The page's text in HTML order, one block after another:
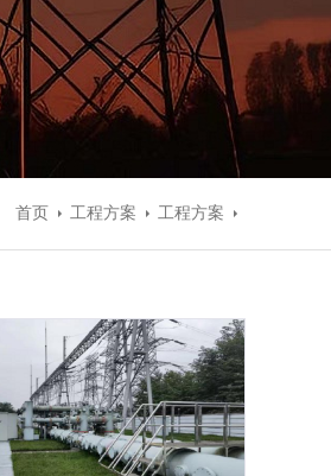
首页 工程方案 工程方案